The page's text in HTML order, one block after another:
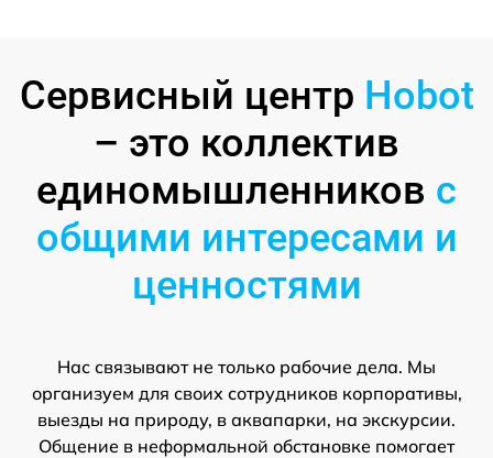
Сервисный центр Hobot
– это коллектив
единомышленников с
общими интересами и
ценностями
Нас связывают не только рабочие дела. Мы
организуем для своих сотрудников корпоративы,
выезды на природу, в аквапарки, на экскурсии.
Общение в неформальной обстановке помогает